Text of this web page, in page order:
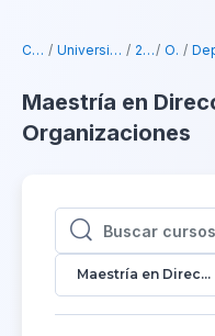
Cursos Universidad Hebraica 2026-1 Oficial
Maestría en
Organizaciones
Buscar cursos
Buscar cursos
Maestría en